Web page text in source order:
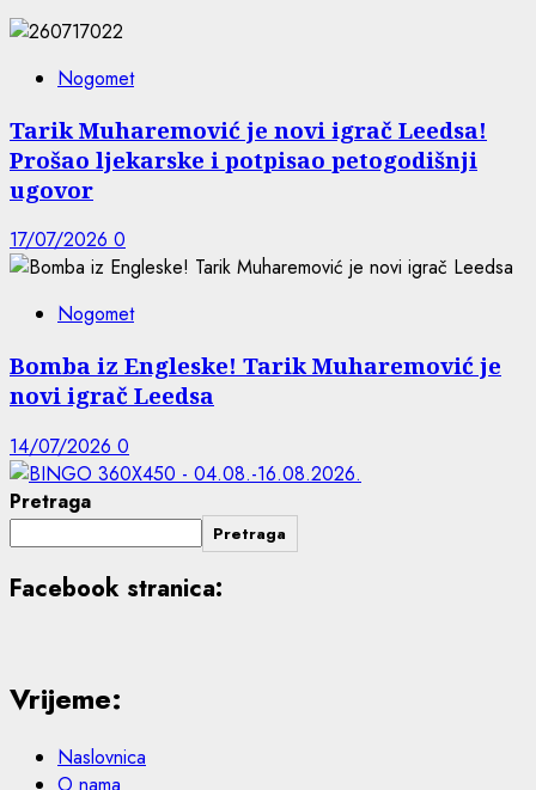
Nogomet
Tarik Muharemović je novi igrač Leedsa!
Prošao ljekarske i potpisao petogodišnji
ugovor
17/07/2026 0
Nogomet
Bomba iz Engleske! Tarik Muharemović je
novi igrač Leedsa
14/07/2026 0
Pretraga
Pretraga
Facebook stranica:
Vrijeme:
Naslovnica
O nama